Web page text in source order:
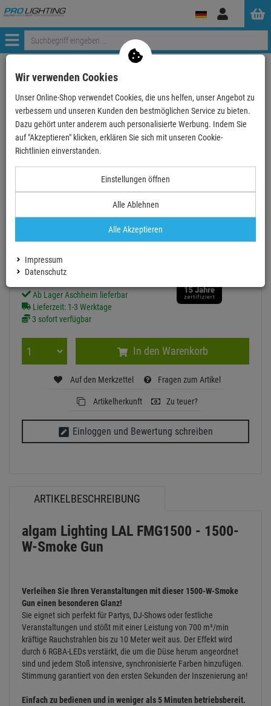
Anmelden
Menü
Weiter einkaufen ProLighting
algam Lighting LAL FMG1500 - 1500-W-Smoke Gun
algam Lighting LAL FMG1500 - 1500-W-Smoke
Gun
ALGAM618857
Finanzierung ab9,51 EUR/ Monat
299,00 €
inkl. MwSt. zzgl Versand - frei ab 90,-€ in DE
Ab Lager Aschheim lieferbar
Lieferzeit: 1-3 Werktage
3 sofort verfügbar
In den Warenkorb
Auf den Merkzettel Fragen zum Artikel
Artikelherkunft Zu teuer?
Einloggen und Bewertung schreiben
ARTIKELBESCHREIBUNG
algam Lighting LAL FMG1500 - 1500-
W-Smoke Gun
Verleihen Sie Ihren Veranstaltungen mit dieser 1500-W-Smoke
Gun einen besonderen Glanz!
Sie eignet sich perfekt für Partys, DJ-Shows oder festliche
Veranstaltungen und stößt mit einer Leistung von 700 m³/min
kräftige Rauchstrahlen bis zu 10 Meter weit aus. Der Effekt wird
durch 6 RGBA-LEDs verstärkt, die um die Düse herum angeordnet
sind und jedem Stoß intensive, synchronisierte Farben hinzufügen.
Stimmung garantiert von den ersten Sekunden der Inszenierung an!
Einfach zu bedienen und in weniger als 5 Minuten betriebsbereit.
Wir verwenden Cookies
Unser Online-Shop verwendet Cookies, die uns helfen, unser Angebot zu
verbessern und unseren Kunden den bestmöglichen Service zu bieten.
Dazu gehört unter anderem auch personalisierte Werbung. Indem Sie
auf "Akzeptieren" klicken, erklären Sie sich mit unseren Cookie-
Richtlinien einverstanden.
Einstellungen öffnen
Alle Ablehnen
Alle Akzeptieren
Impressum
Datenschutz